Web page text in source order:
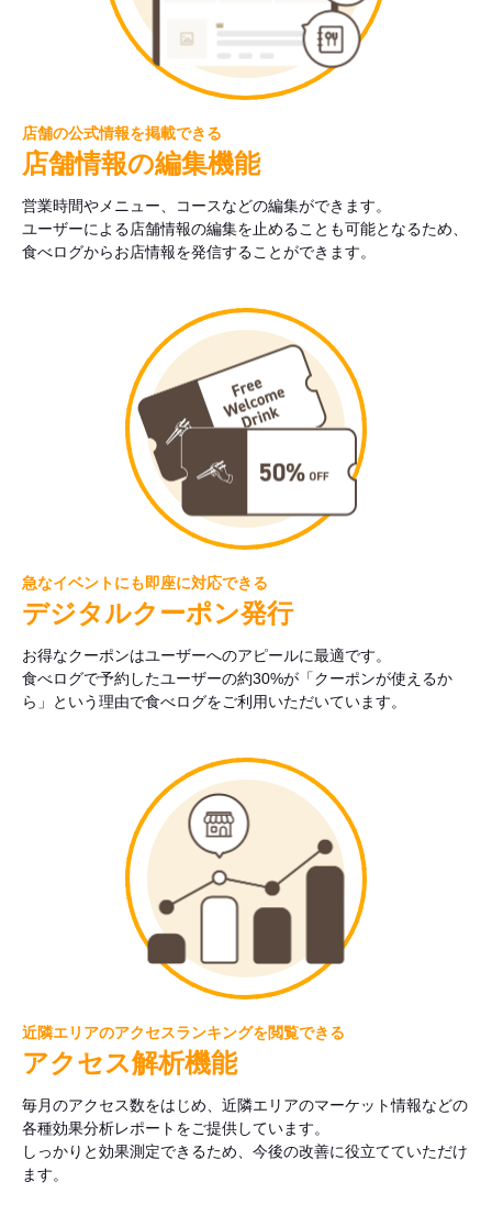
店舗の公式情報を掲載できる
店舗情報の編集機能
営業時間やメニュー、コースなどの編集ができます。
ユーザーによる店舗情報の編集を止めることも可能となるため、
食べログからお店情報を発信することができます。
急なイベントにも即座に対応できる
デジタルクーポン発行
お得なクーポンはユーザーへのアピールに最適です。
食べログで予約したユーザーの約30%が「クーポンが使えるか
ら」という理由で食べログをご利用いただいています。
近隣エリアのアクセスランキングを閲覧できる
アクセス解析機能
毎月のアクセス数をはじめ、近隣エリアのマーケット情報などの
各種効果分析レポートをご提供しています。
しっかりと効果測定できるため、今後の改善に役立てていただけ
ます。